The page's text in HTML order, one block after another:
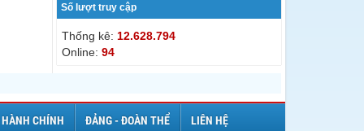
Số lượt truy cập
Thống kê: 12.628.794
Online: 94
CHÍNH ĐẢNG - ĐOÀN THỂ LIÊN HỆ